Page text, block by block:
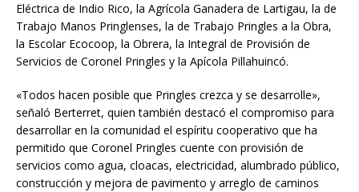
Eléctrica de Indio Rico, la Agrícola Ganadera de Lartigau, la de
Trabajo Manos Pringlenses, la de Trabajo Pringles a la Obra,
la Escolar Ecocoop, la Obrera, la Integral de Provisión de
Servicios de Coronel Pringles y la Apícola Pillahuincó.
«Todos hacen posible que Pringles crezca y se desarrolle»,
señaló Berterret, quien también destacó el compromiso para
desarrollar en la comunidad el espíritu cooperativo que ha
permitido que Coronel Pringles cuente con provisión de
servicios como agua, cloacas, electricidad, alumbrado público,
construcción y mejora de pavimento y arreglo de caminos